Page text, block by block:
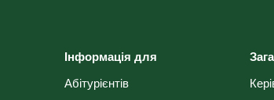
Інформація для
Абітурієнтів